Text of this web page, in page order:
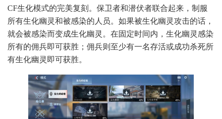
CF生化模式的完美复刻。保卫者和潜伏者联合起来，制服
所有生化幽灵和被感染的人员。如果被生化幽灵攻击的话，
就会被感染而变成生化幽灵。在固定时间内，生化幽灵感染
所有的佣兵即可获胜；佣兵则至少有一名存活或成功杀死所
有生化幽灵即可获胜。